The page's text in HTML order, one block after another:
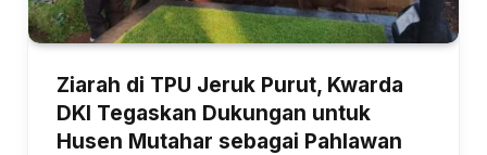
Ziarah di TPU Jeruk Purut, Kwarda
DKI Tegaskan Dukungan untuk
Husen Mutahar sebagai Pahlawan